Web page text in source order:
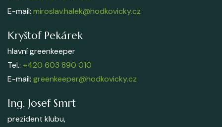
E-mail: miroslav.halek@hodkovicky.cz
Kryštof Pekárek
hlavní greenkeeper
Tel.: +420 603 890 010
E-mail: greenkeeper@hodkovicky.cz
Ing. Josef Smrt
prezident klubu,